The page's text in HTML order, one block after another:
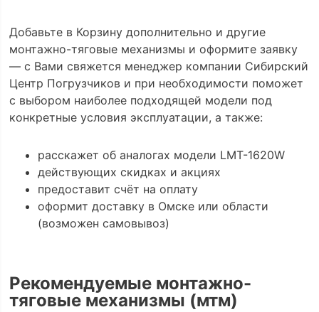
Добавьте в Корзину дополнительно и другие
монтажно-тяговые механизмы и оформите заявку
— с Вами свяжется менеджер компании Сибирский
Центр Погрузчиков и при необходимости поможет
с выбором наиболее подходящей модели под
конкретные условия эксплуатации, а также:
расскажет об аналогах модели LMT-1620W
действующих скидках и акциях
предоставит счёт на оплату
оформит доставку в Омске или области
(возможен самовывоз)
Рекомендуемые монтажно-
тяговые механизмы (мтм)